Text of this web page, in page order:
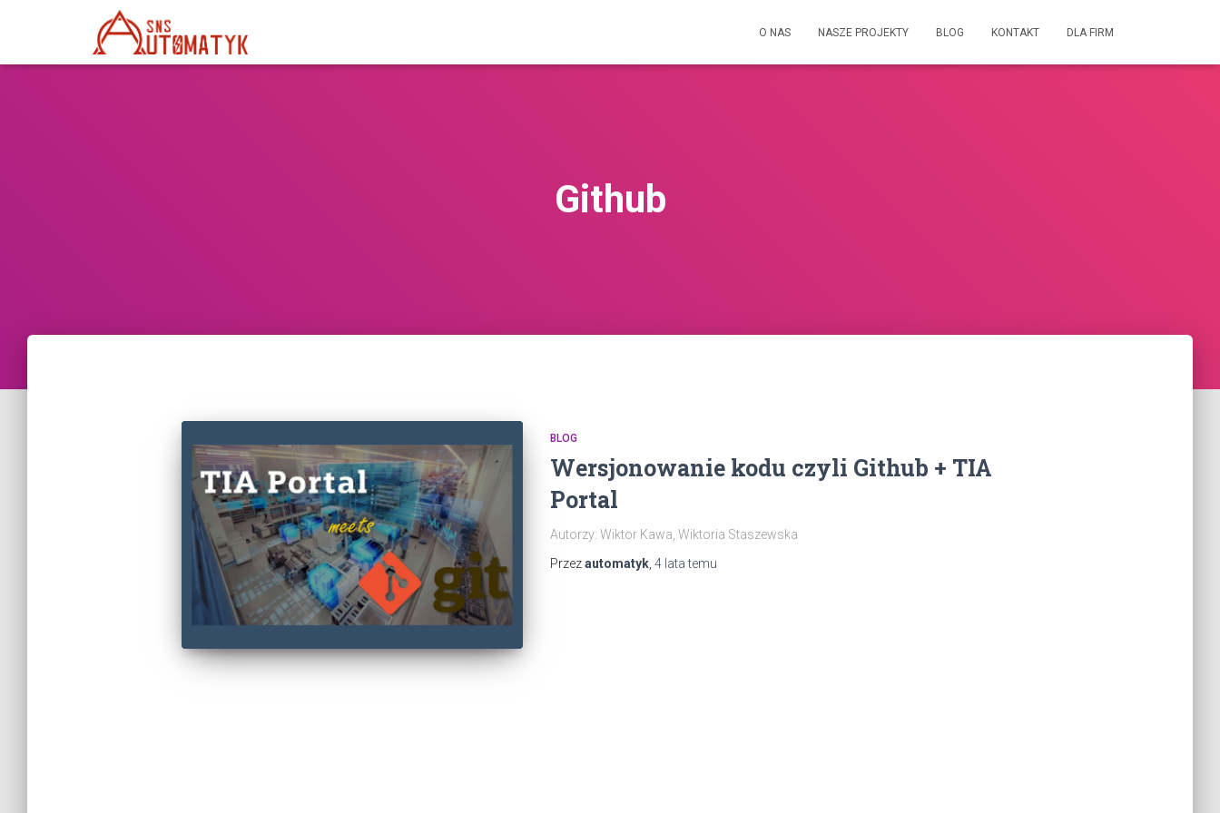
O NAS NASZE PROJEKTY BLOG KONTAKT DLA FIRM
Github
BLOG
Wersjonowanie kodu czyli Github + TIA
Portal
Autorzy: Wiktor Kawa, Wiktoria Staszewska
Przezautomatyk, 4 latatemu